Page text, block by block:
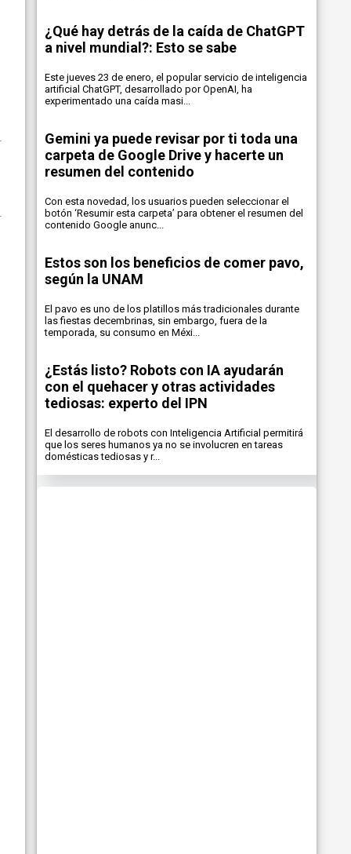
¿Qué hay detrás de la caída de ChatGPT
a nivel mundial?: Esto se sabe
Este jueves 23 de enero, el popular servicio de inteligencia
artificial ChatGPT, desarrollado por OpenAI, ha
experimentado una caída masi...
Gemini ya puede revisar por ti toda una
carpeta de Google Drive y hacerte un
resumen del contenido
Con esta novedad, los usuarios pueden seleccionar el
botón ‘Resumir esta carpeta’ para obtener el resumen del
contenido Google anunc...
Estos son los beneficios de comer pavo,
según la UNAM
El pavo es uno de los platillos más tradicionales durante
las fiestas decembrinas, sin embargo, fuera de la
temporada, su consumo en Méxi...
¿Estás listo? Robots con IA ayudarán
con el quehacer y otras actividades
tediosas: experto del IPN
El desarrollo de robots con Inteligencia Artificial permitirá
que los seres humanos ya no se involucren en tareas
domésticas tediosas y r...